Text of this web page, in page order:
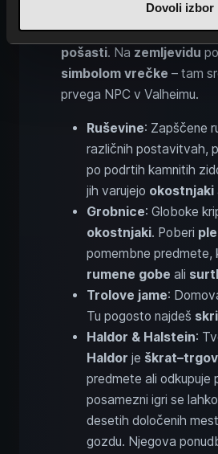
Dovoli izbor
kraji, kjer lahko najdeš
izropaš. A pazi, večino
pošasti. Na zemljevidu
simbolom vrečke – tam
prvega NPC v Valheimu.
Ruševine: Zapščene
različnih postavitvah,
po podrtih kamnitih
jih varujejo okostnjaki
Grobnice: Globoke
okostnjaki. Poberi
pomembne predmete,
rumene gobe ali
Trolove jame:
Tu pogosto najdeš
Haldor & Halstein:
Haldor je
predmete ali odkupuje
posamezni igri se
desetih določenih
gozdu. Njegova